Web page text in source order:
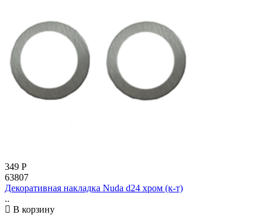
349 Р
63807
Декоративная накладка Nuda d24 хром (к-т)
..
В корзину